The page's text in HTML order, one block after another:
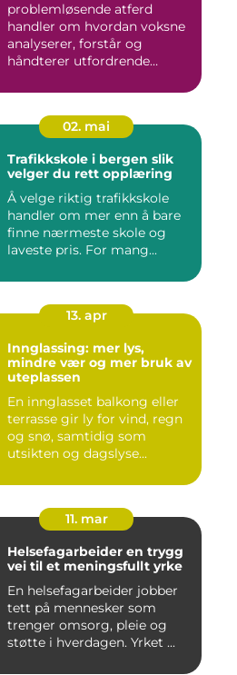
problemløsende atferd
handler om hvordan voksne
analyserer, forstår og
håndterer utfordrende
02. mai
Trafikkskole i bergen slik
velger du rett opplæring
Å velge riktig trafikkskole
handler om mer enn å bare
finne nærmeste skole og
laveste pris. For mang...
13. apr
Innglassing: mer lys,
mindre vær og mer bruk av
uteplassen
En innglasset balkong eller
terrasse gir ly for vind, regn
og snø, samtidig som
utsikten og dagslyse...
11. mar
Helsefagarbeider en trygg
vei til et meningsfullt yrke
En helsefagarbeider jobber
tett på mennesker som
trenger omsorg, pleie og
støtte i hverdagen. Yrket ...